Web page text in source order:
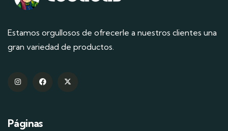
Estamos orgullosos de ofrecerle a nuestros clientes una
gran variedad de productos.
Páginas